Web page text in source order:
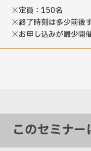
定員：150名
終了時刻は多少前後
お申し込みが最少開
このセミナ